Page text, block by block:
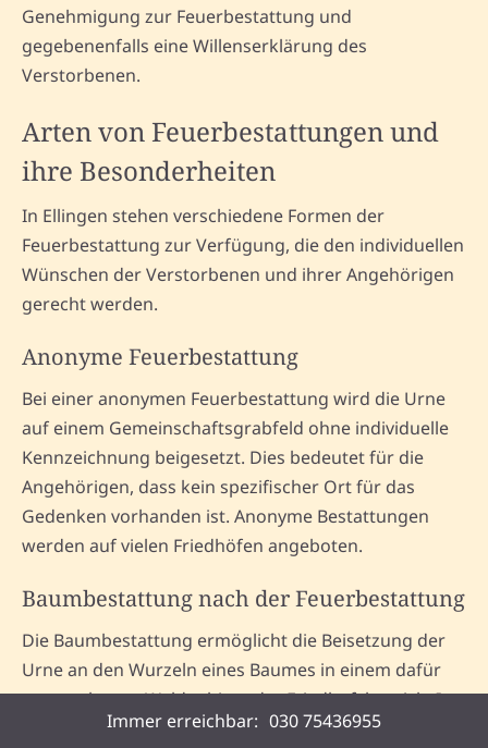
Genehmigung zur Feuerbestattung und
gegebenenfalls eine Willenserklärung des
Verstorbenen.
Arten von Feuerbestattungen und
ihre Besonderheiten
In Ellingen stehen verschiedene Formen der
Feuerbestattung zur Verfügung, die den individuellen
Wünschen der Verstorbenen und ihrer Angehörigen
gerecht werden.
Anonyme Feuerbestattung
Bei einer anonymen Feuerbestattung wird die Urne
auf einem Gemeinschaftsgrabfeld ohne individuelle
Kennzeichnung beigesetzt. Dies bedeutet für die
Angehörigen, dass kein spezifischer Ort für das
Gedenken vorhanden ist. Anonyme Bestattungen
werden auf vielen Friedhöfen angeboten.
Baumbestattung nach der Feuerbestattung
Die Baumbestattung ermöglicht die Beisetzung der
Urne an den Wurzeln eines Baumes in einem dafür
vorgesehenen Waldgebiet oder Friedhofsbereich. In
Ellingen bieten einige Friedhöfe diese naturnahe
Immer erreichbar: 030 75436955